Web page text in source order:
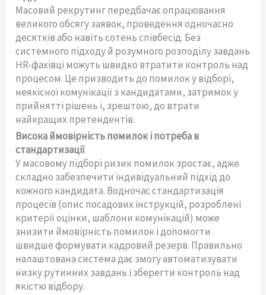
Масовий рекрутинг передбачає опрацювання
великого обсягу заявок, проведення одночасно
десятків або навіть сотень співбесід. Без
системного підходу й розумного розподілу завдань
HR-фахівці можуть швидко втратити контроль над
процесом. Це призводить до помилок у відборі,
неякісної комунікації з кандидатами, затримок у
прийнятті рішень і, зрештою, до втрати
найкращих претендентів.
Висока ймовірність помилок і потреба в
стандартизації
У масовому підборі ризик помилок зростає, адже
складно забезпечити індивідуальний підхід до
кожного кандидата. Водночас стандартизація
процесів (опис посадових інструкцій, розроблені
критерії оцінки, шаблони комунікацій) може
знизити ймовірність помилок і допомогти
швидше формувати кадровий резерв. Правильно
налаштована система дає змогу автоматизувати
низку рутинних завдань і зберегти контроль над
якістю відбору.